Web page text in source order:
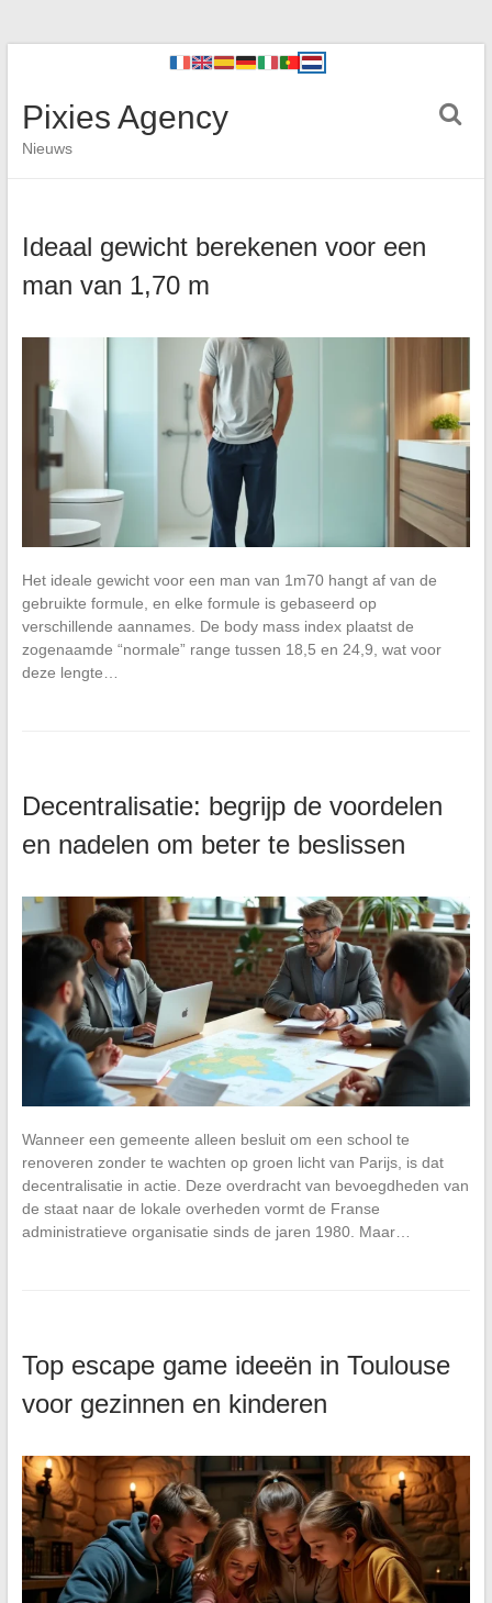
Pixies Agency
Nieuws
Ideaal gewicht berekenen voor een
man van 1,70 m
Het ideale gewicht voor een man van 1m70 hangt af van de
gebruikte formule, en elke formule is gebaseerd op
verschillende aannames. De body mass index plaatst de
zogenaamde “normale” range tussen 18,5 en 24,9, wat voor
deze lengte…
Decentralisatie: begrijp de voordelen
en nadelen om beter te beslissen
Wanneer een gemeente alleen besluit om een school te
renoveren zonder te wachten op groen licht van Parijs, is dat
decentralisatie in actie. Deze overdracht van bevoegdheden van
de staat naar de lokale overheden vormt de Franse
administratieve organisatie sinds de jaren 1980. Maar…
Top escape game ideeën in Toulouse
voor gezinnen en kinderen